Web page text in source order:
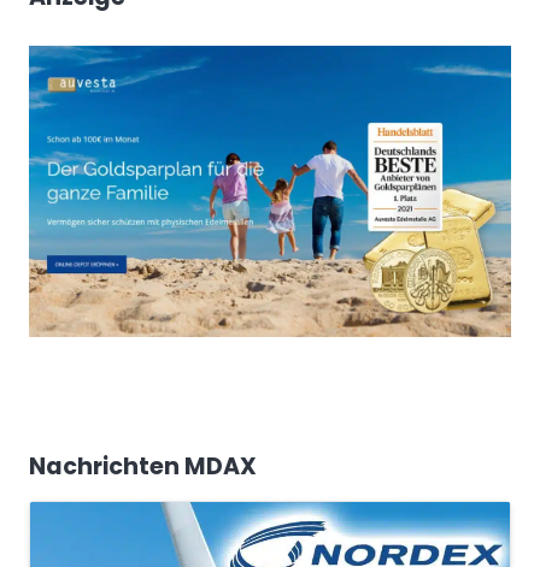
Nachrichten MDAX